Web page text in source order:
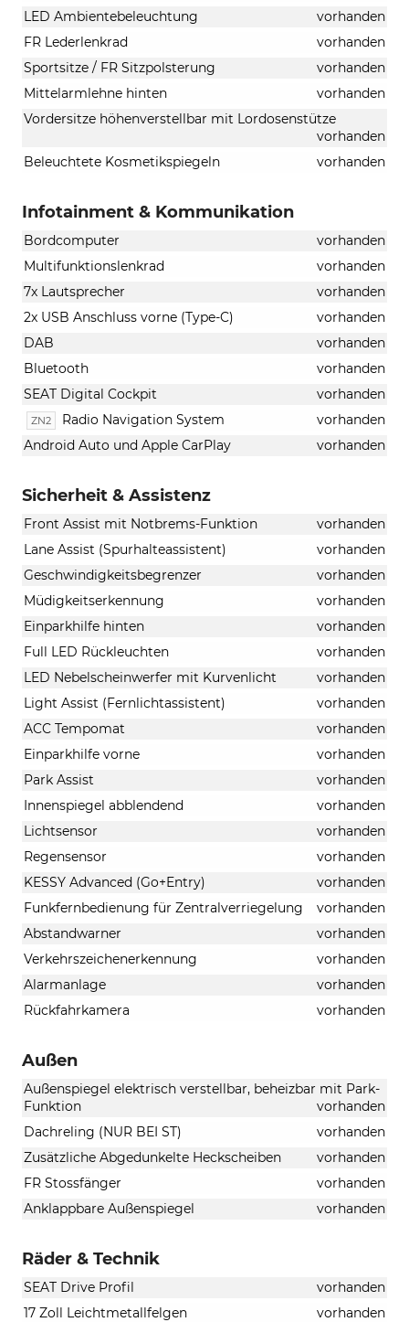
LED Ambientebeleuchtung
vorhanden
FR Lederlenkrad
vorhanden
Sportsitze / FR Sitzpolsterung
vorhanden
Mittelarmlehne hinten
vorhanden
Vordersitze höhenverstellbar mit Lordosenstütze
vorhanden
Beleuchtete Kosmetikspiegeln
vorhanden
Infotainment & Kommunikation
Bordcomputer
vorhanden
Multifunktionslenkrad
vorhanden
7x Lautsprecher
vorhanden
2x USB Anschluss vorne (Type-C)
vorhanden
DAB
vorhanden
Bluetooth
vorhanden
SEAT Digital Cockpit
vorhanden
ZN2 Radio Navigation System
vorhanden
Android Auto und Apple CarPlay
vorhanden
Sicherheit & Assistenz
Front Assist mit Notbrems-Funktion
vorhanden
Lane Assist (Spurhalteassistent)
vorhanden
Geschwindigkeitsbegrenzer
vorhanden
Müdigkeitserkennung
vorhanden
Einparkhilfe hinten
vorhanden
Full LED Rückleuchten
vorhanden
LED Nebelscheinwerfer mit Kurvenlicht
vorhanden
Light Assist (Fernlichtassistent)
vorhanden
ACC Tempomat
vorhanden
Einparkhilfe vorne
vorhanden
Park Assist
vorhanden
Innenspiegel abblendend
vorhanden
Lichtsensor
vorhanden
Regensensor
vorhanden
KESSY Advanced (Go+Entry)
vorhanden
Funkfernbedienung für Zentralverriegelung
vorhanden
Abstandwarner
vorhanden
Verkehrszeichenerkennung
vorhanden
Alarmanlage
vorhanden
Rückfahrkamera
vorhanden
Außen
Außenspiegel elektrisch verstellbar, beheizbar mit Park-
Funktion
vorhanden
Dachreling (NUR BEI ST)
vorhanden
Zusätzliche Abgedunkelte Heckscheiben
vorhanden
FR Stossfänger
vorhanden
Anklappbare Außenspiegel
vorhanden
Räder & Technik
SEAT Drive Profil
vorhanden
17 Zoll Leichtmetallfelgen
vorhanden